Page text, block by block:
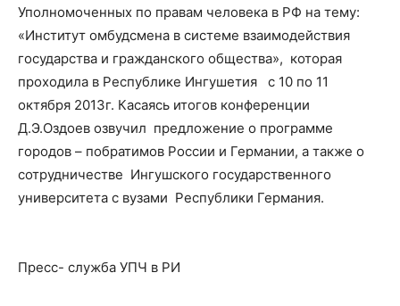
Уполномоченных по правам человека в РФ на тему:
«Институт омбудсмена в системе взаимодействия
государства и гражданского общества», которая
проходила в Республике Ингушетия с 10 по 11
октября 2013г. Касаясь итогов конференции
Д.Э.Оздоев озвучил предложение о программе
городов – побратимов России и Германии, а также о
сотрудничестве Ингушского государственного
университета с вузами Республики Германия.
Пресс- служба УПЧ в РИ